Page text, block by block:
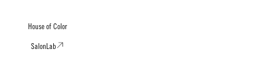
House of Color
SalonLab